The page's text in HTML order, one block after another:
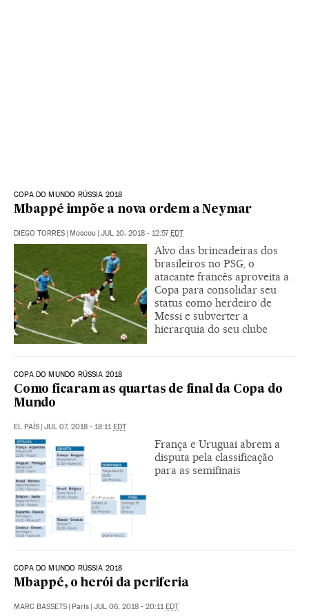
COPA DO MUNDO RÚSSIA 2018
Mbappé impõe a nova ordem a Neymar
DIEGO TORRES | Moscou | JUL 10, 2018 - 12:57EDT
Alvo das brincadeiras dos
brasileiros no PSG, o
atacante francês aproveita a
Copa para consolidar seu
status como herdeiro de
Messi e subverter a
hierarquia do seu clube
COPA DO MUNDO RÚSSIA 2018
Como ficaram as quartas de final da Copa do
Mundo
EL PAÍS | JUL 07, 2018 - 18:11EDT
França e Uruguai abrem a
disputa pela classificação
para as semifinais
COPA DO MUNDO RÚSSIA 2018
Mbappé, o herói da periferia
MARC BASSETS | Paris | JUL 06, 2018 - 20:11 EDT